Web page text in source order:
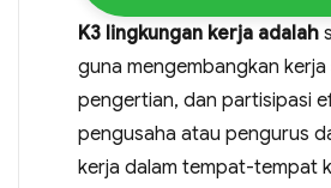
K3 lingkungan kerja adalah
guna mengembangkan kerja
pengertian, dan partisipasi
pengusaha atau pengurus
kerja dalam tempat-tempat